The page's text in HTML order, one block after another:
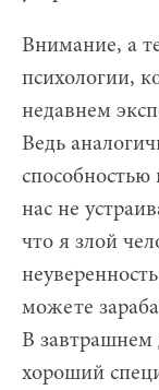
Внимание, а
психологии,
недавнем
Ведь
способностью
нас не
что я злой
можете
В завтрашнем
хороший